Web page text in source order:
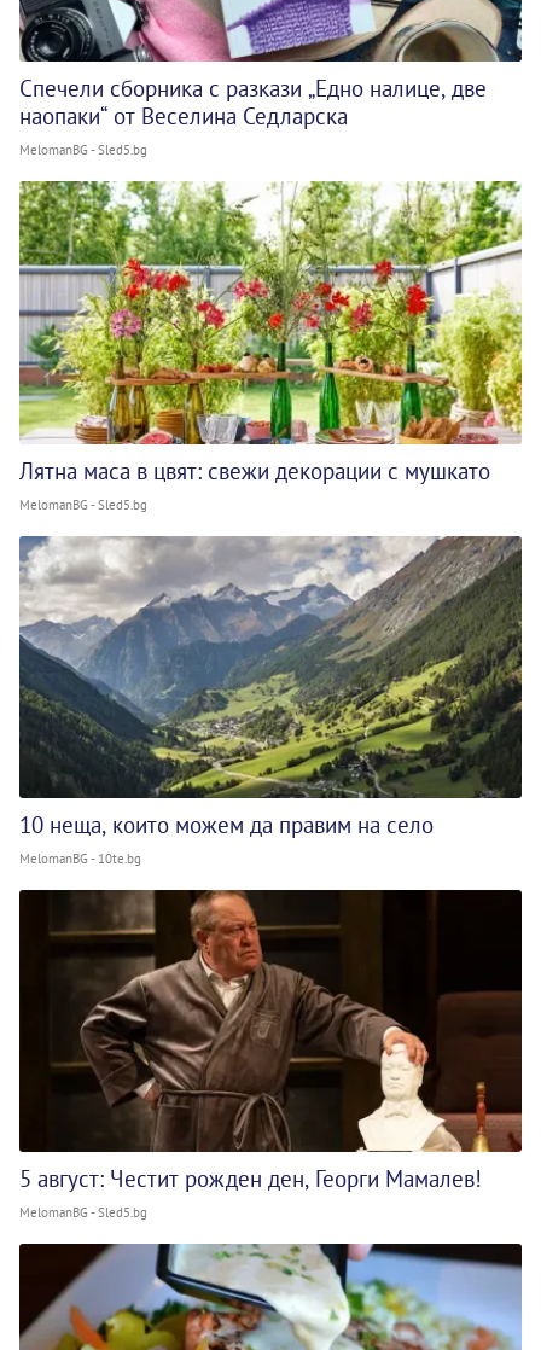
Спечели сборника с разкази „Едно налице, две
наопаки“ от Веселина Седларска
MelomanBG - Sled5.bg
Лятна маса в цвят: свежи декорации с мушкато
MelomanBG - Sled5.bg
10 неща, които можем да правим на село
MelomanBG - 10te.bg
5 август: Честит рожден ден, Георги Мамалев!
MelomanBG - Sled5.bg